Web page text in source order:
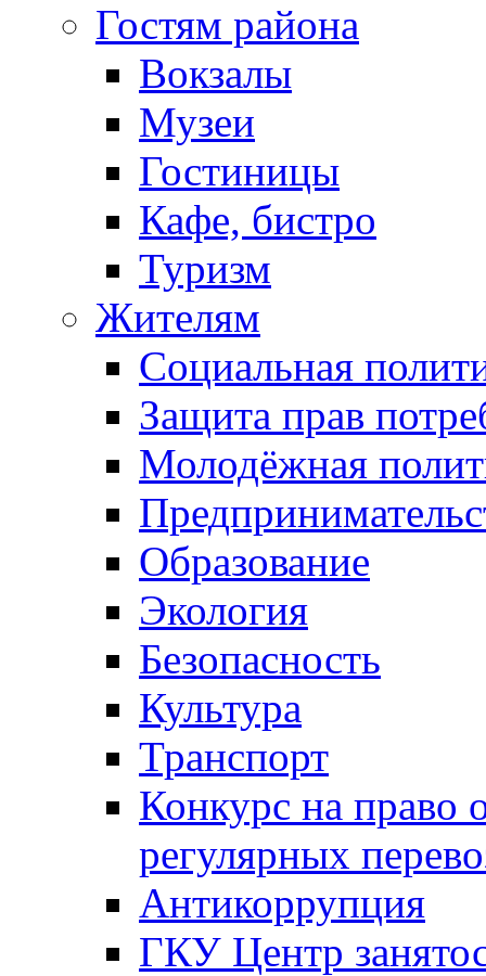
Гостям района
Вокзалы
Музеи
Гостиницы
Кафе, бистро
Туризм
Жителям
Социальная
Защита прав
Молодёжная
Образование
Экология
Безопасность
Культура
Транспорт
Конкурс на право
регулярных
Антикоррупция
ГКУ Центр